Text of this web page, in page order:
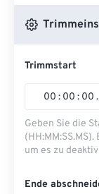
Trimmstart
00 : 00 : 00 .
Geben Sie die
um es zu
Ende